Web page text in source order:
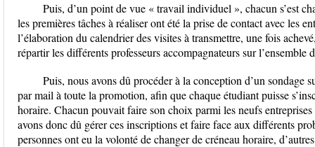
Puis, d’un point de vue « travail individuel », chacun s’est
les premières tâches à réaliser ont été la prise de contact avec les
l’élaboration du calendrier des visites à transmettre, une fois
répartir les différents professeurs accompagnateurs sur l’ensemble
Puis, nous avons dû procéder à la conception d’un sondage
par mail à toute la promotion, afin que chaque étudiant puisse
horaire. Chacun pouvait faire son choix parmi les neufs
avons donc dû gérer ces inscriptions et faire face aux différents
personnes ont eu la volonté de changer de créneau horaire,